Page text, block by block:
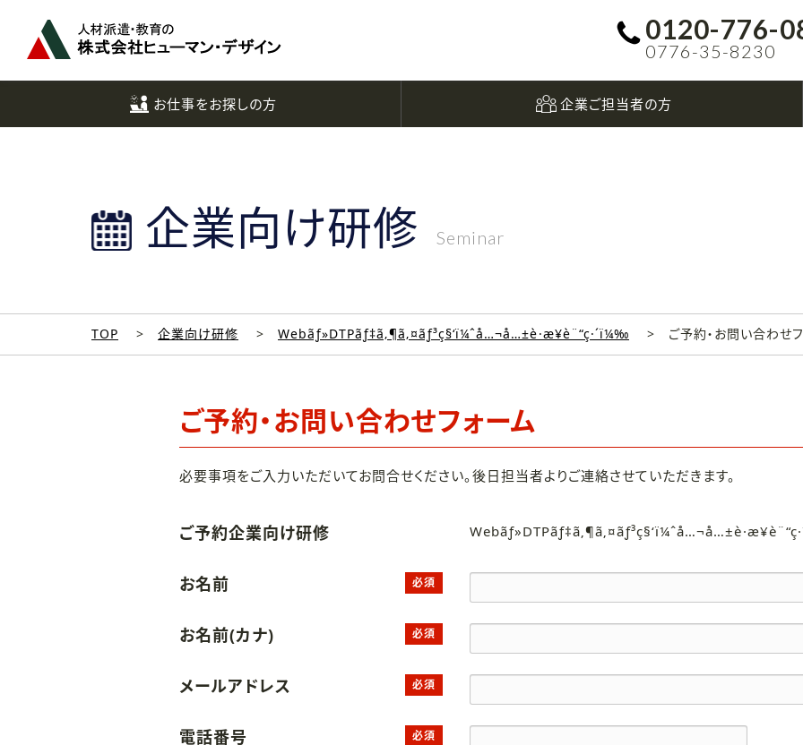
0120-776-
0776-35-8230
お仕事をお探しの方 企業ご担当者の方
企業向け研修 Seminar
TOP 企業向け研修 Webãƒ»DTPãƒ‡ã‚¶ã‚¤ãƒ³ç§‘ï¼ˆå…¬å…±è·æ¥­è¨“ç·´ï¼‰ ご予約・お問い合わせ
ご予約・お問い合わせフォーム
必要事項をご入力いただいてお問合せください。後日担当者よりご連絡させていただきます。
ご予約企業向け研修
お名前 必須
お名前(カナ) 必須
メールアドレス 必須
電話番号 必須
へ